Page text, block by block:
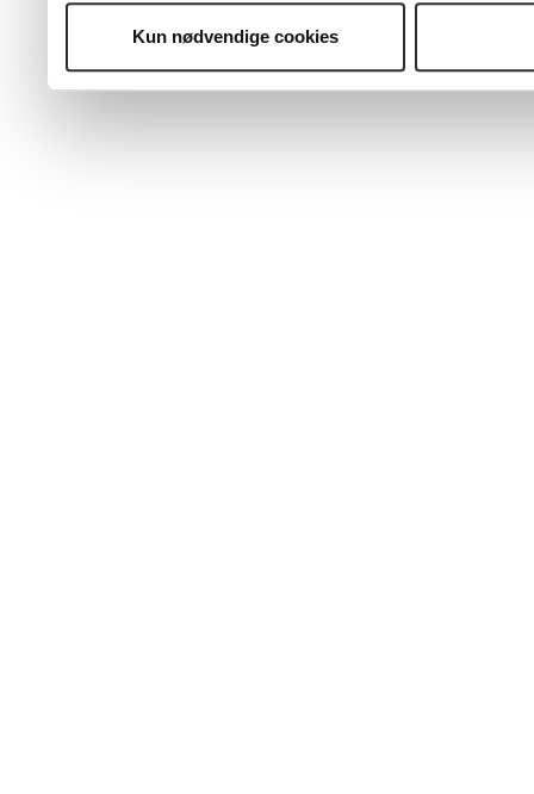
Kun nødvendige cookies